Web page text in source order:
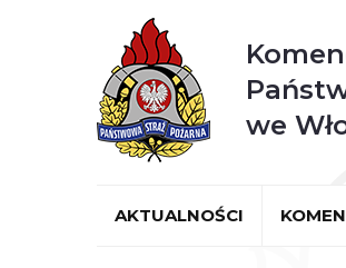
we
AKTUALNOŚCI